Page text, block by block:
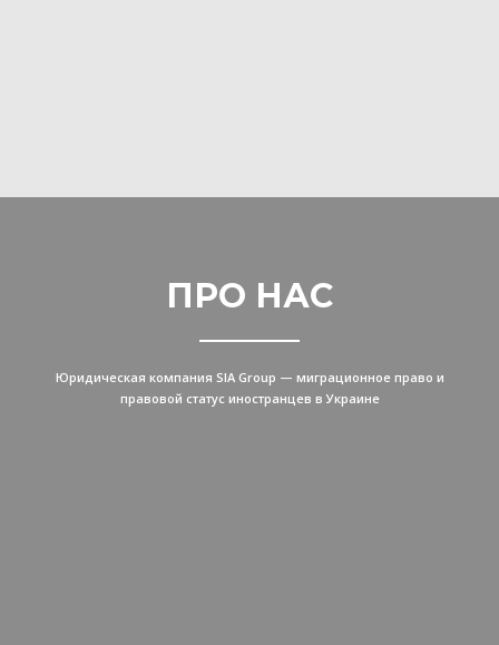
ПРО НАС
Юридическая компания SIA Group — миграционное право и
правовой статус иностранцев в Украине